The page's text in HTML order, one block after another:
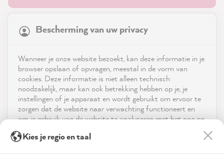
Service
Neem contact op met
Bescherming van uw privacy
Wanneer je onze website bezoekt, kan deze informatie in je
browser opslaan of opvragen, meestal in de vorm van
cookies. Deze informatie is niet alleen technisch
noodzakelijk, maar kan ook betrekking hebben op je, je
instellingen of je apparaat en wordt gebruikt om ervoor te
zorgen dat de website naar verwachting functioneert en
om je gebruik van de website te analyseren met het oog op
advertenties aan te bieden via de diensten die in de
21,899Reviews
reviews-io
Verified Customer
Super Farbe
Kies je regio en taal